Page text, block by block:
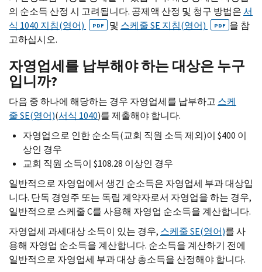
의 순소득 산정 시 고려됩니다. 공제액 산정 및 청구 방법은서
식 1040 지침(영어)
PDF 및 스케줄SE 지침(영어) PDF 을 참
고하십시오.
자영업세를 납부해야 하는 대상은 누구
입니까?
다음 중 하나에 해당하는 경우 자영업세를 납부하고 스케
줄SE(영어)(서식 1040)를 제출해야 합니다.
자영업으로 인한 순소득(교회 직원 소득 제외)이 $400 이
상인 경우
교회 직원 소득이 $108.28 이상인 경우
일반적으로 자영업에서 생긴 순소득은 자영업세 부과 대상입
니다. 단독 경영주 또는 독립 계약자로서 자영업을 하는 경우,
일반적으로 스케줄C를 사용해 자영업 순소득을 계산합니다.
자영업세 과세대상 소득이 있는 경우, 스케줄SE(영어)를 사
용해 자영업 순소득을 계산합니다. 순소득을 계산하기 전에
일반적으로 자영업세 부과 대상 총소득을 산정해야 합니다.